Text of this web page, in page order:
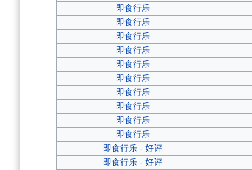
即食行乐
即食行乐
即食行乐
即食行乐
即食行乐
即食行乐
即食行乐
即食行乐
即食行乐
即食行乐
即食行乐 - 好评
即食行乐 - 好评